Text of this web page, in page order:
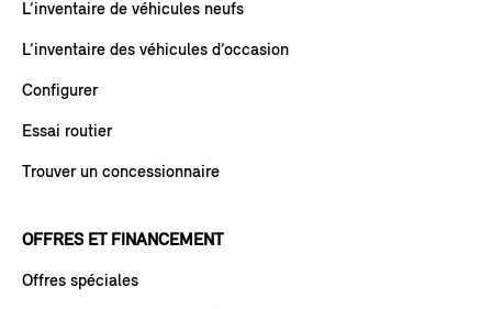
L’inventaire de véhicules neufs
L’inventaire des véhicules d’occasion
Configurer
Essai routier
Trouver un concessionnaire
OFFRES ET FINANCEMENT
Offres spéciales